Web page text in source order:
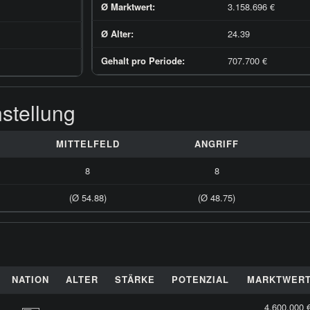
Ø Marktwert: 3.158.696 €
Ø Alter: 24.39
Gehalt pro Periode: 707.700 €
MITTELFELD ANGRIFF
8 8
(Ø 54.88) (Ø 48.75)
NATION ALTER STÄRKE POTENZIAL
4.600.000